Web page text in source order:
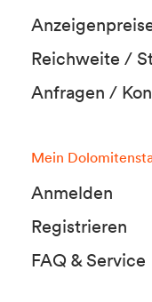
Reichweite /
Anfragen /
Mein
Anmelden
Registrieren
FAQ & Service